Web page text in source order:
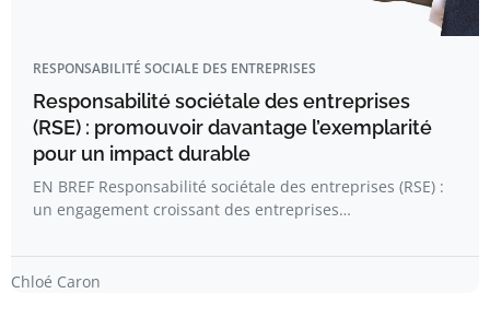
RESPONSABILITÉ SOCIALE DES ENTREPRISES
Responsabilité sociétale des entreprises
(RSE) : promouvoir davantage l’exemplarité
pour un impact durable
EN BREF Responsabilité sociétale des entreprises (RSE) :
un engagement croissant des entreprises…
Chloé Caron